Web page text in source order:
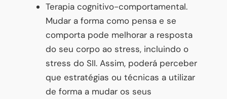
Terapia cognitivo-comportamental.
Mudar a forma como pensa e se
comporta pode melhorar a resposta
do seu corpo ao stress, incluindo o
stress do SII. Assim, poderá perceber
que estratégias ou técnicas a utilizar
de forma a mudar os seus